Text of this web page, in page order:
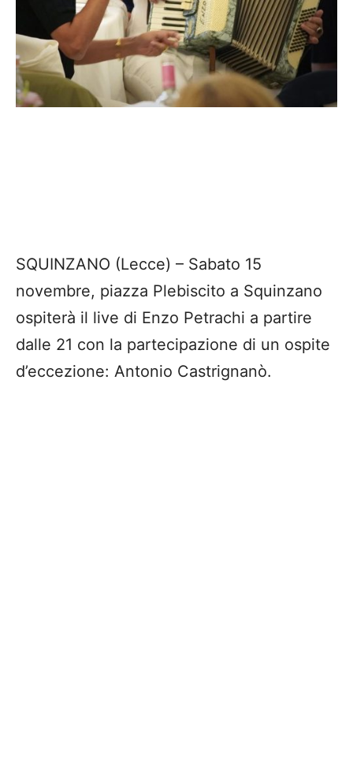
SQUINZANO (Lecce) – Sabato 15
novembre, piazza Plebiscito a Squinzano
ospiterà il live di Enzo Petrachi a partire
dalle 21 con la partecipazione di un ospite
d’eccezione: Antonio Castrignanò.